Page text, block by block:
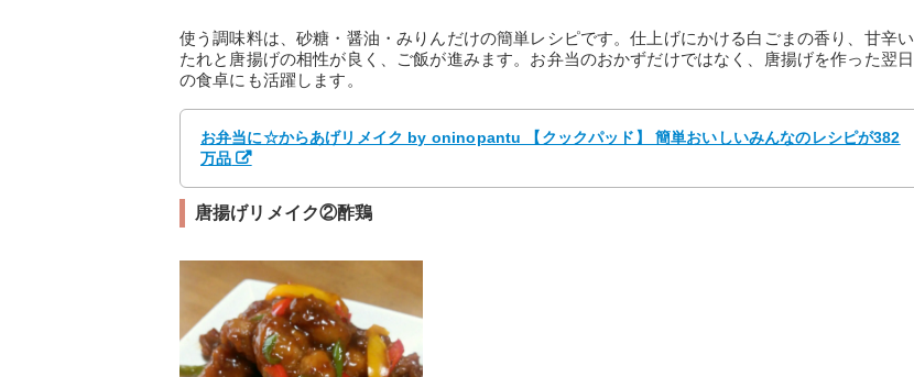
使う調味料は、砂糖・醤油・みりんだけの簡単レシピです。仕上げにかける白ごまの香り、甘辛い
たれと唐揚げの相性が良く、ご飯が進みます。お弁当のおかずだけではなく、唐揚げを作った翌日
の食卓にも活躍します。
お弁当に☆からあげリメイク by oninopantu 【クックパッド】 簡単おいしいみんなのレシピが382
万品
唐揚げリメイク②酢鶏